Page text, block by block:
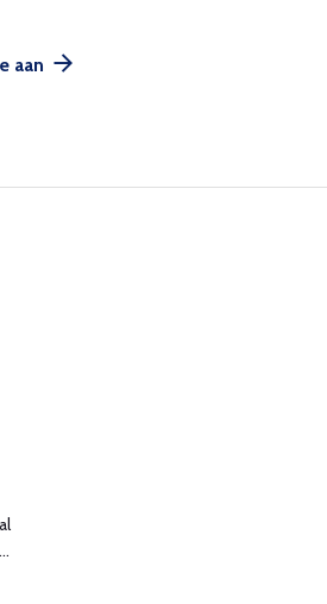
aan